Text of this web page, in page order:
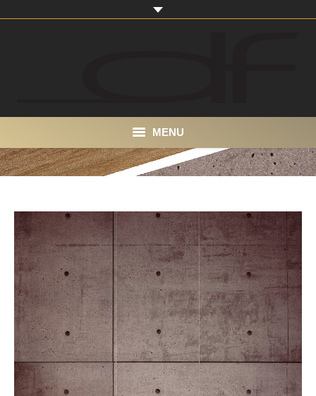
MENU
Start
Portfolio
Produkte
Kontakt